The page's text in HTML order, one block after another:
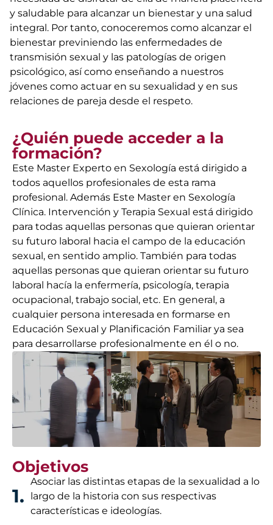
y saludable para alcanzar un bienestar y una salud
integral. Por tanto, conoceremos como alcanzar el
bienestar previniendo las enfermedades de
transmisión sexual y las patologías de origen
psicológico, así como enseñando a nuestros
jóvenes como actuar en su sexualidad y en sus
relaciones de pareja desde el respeto.
¿Quién puede acceder a la
formación?
Este Master Experto en Sexología está dirigido a
todos aquellos profesionales de esta rama
profesional. Además Este Master en Sexología
Clínica. Intervención y Terapia Sexual está dirigido
para todas aquellas personas que quieran orientar
su futuro laboral hacia el campo de la educación
sexual, en sentido amplio. También para todas
aquellas personas que quieran orientar su futuro
laboral hacía la enfermería, psicología, terapia
ocupacional, trabajo social, etc. En general, a
cualquier persona interesada en formarse en
Educación Sexual y Planificación Familiar ya sea
para desarrollarse profesionalmente en él o no.
Objetivos
1.
Asociar las distintas etapas de la sexualidad a lo
largo de la historia con sus respectivas
características e ideologías.